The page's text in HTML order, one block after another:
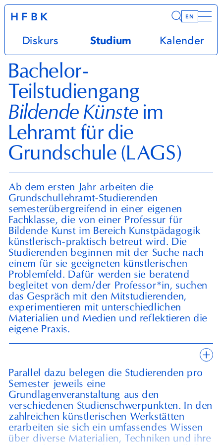
HFBK EN
Diskurs Studium Kalender
Bachelor-
Teilstudiengang
Bildende Künste im
Lehramt für die
Grundschule (LAGS)
Ab dem ersten Jahr arbeiten die
Grundschullehramt-Studierenden
semesterübergreifend in einer eigenen
Fachklasse, die von einer Professur für
Bildende Kunst im Bereich Kunstpädagogik
künstlerisch-praktisch betreut wird. Die
Studierenden beginnen mit der Suche nach
einem für sie geeigneten künstlerischen
Problemfeld. Dafür werden sie beratend
begleitet von dem/der Professor*in, suchen
das Gespräch mit den Mitstudierenden,
experimentieren mit unterschiedlichen
Materialien und Medien und reflektieren die
eigene Praxis.
+
Parallel dazu belegen die Studierenden pro
Semester jeweils eine
Grundlagenveranstaltung aus den
verschiedenen Studienschwerpunkten. In den
zahlreichen künstlerischen Werkstätten
erarbeiten sie sich ein umfassendes Wissen
über diverse Materialien, Techniken und ihre